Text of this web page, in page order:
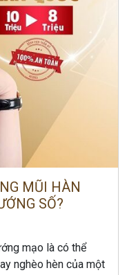
MŨI HÀN
SỐ?
mạo là có thể
nghèo hèn của một